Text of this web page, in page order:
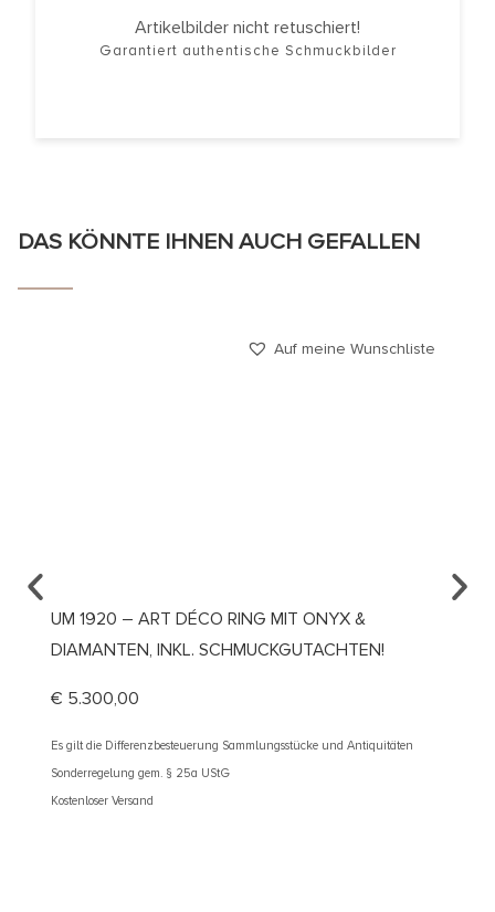
Artikelbilder nicht retuschiert!
Garantiert authentische Schmuckbilder
DAS KÖNNTE IHNEN AUCH GEFALLEN
Auf meine Wunschliste
UM 1920 – ART DÉCO RING MIT ONYX &
DIAMANTEN, INKL. SCHMUCKGUTACHTEN!
€ 5.300,00
Es gilt die Differenzbesteuerung Sammlungsstücke und Antiquitäten
Sonderregelung gem. § 25a UStG
Kostenloser Versand